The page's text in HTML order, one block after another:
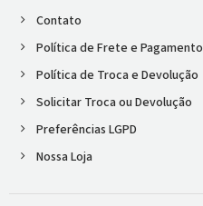
Contato
Política de Frete e Pagamento
Política de Troca e Devolução
Solicitar Troca ou Devolução
Preferências LGPD
Nossa Loja